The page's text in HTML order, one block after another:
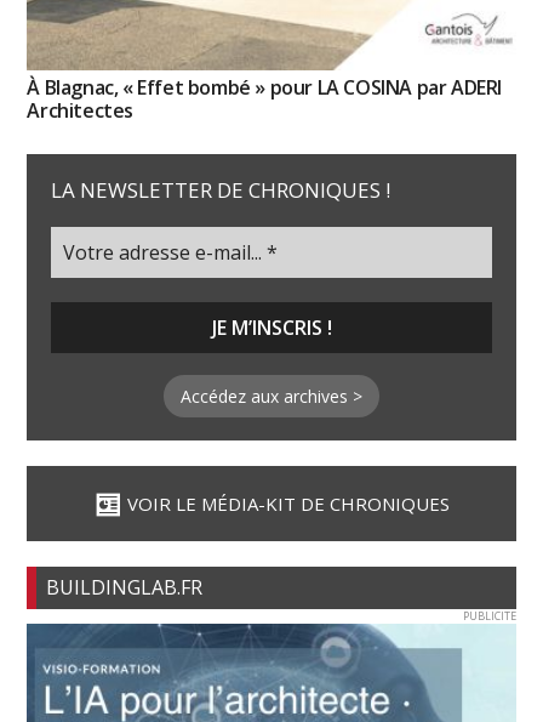
À Blagnac, « Effet bombé » pour LA COSINA par ADERI
Architectes
LA NEWSLETTER DE CHRONIQUES !
Accédez aux archives >
VOIR LE MÉDIA-KIT DE CHRONIQUES
BUILDINGLAB.FR
PUBLICITE